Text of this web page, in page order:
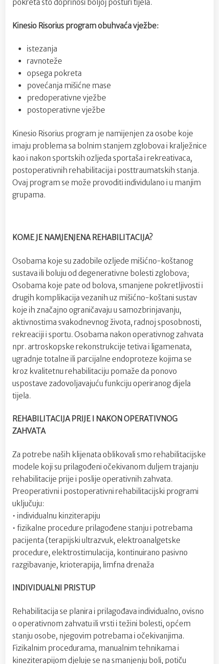
pokreta što doprinosi boljoj posturi tijela.
Kinesio Risorius program obuhvaća vježbe:
istezanja
ravnoteže
opsega pokreta
povećanja mišićne mase
predoperativne vježbe
postoperativne vježbe
Kinesio Risorius program je namijenjen za osobe koje
imaju problema sa bolnim stanjem zglobova i kralježnice
kao i nakon sportskih ozljeda sportaša i rekreativaca,
postoperativnih rehabilitacija i posttraumatskih stanja.
Ovaj program se može provoditi individulano i u manjim
grupama.
KOME JE NAMJENJENA REHABILITACIJA?
Osobama koje su zadobile ozljede mišićno-koštanog
sustava ili boluju od degenerativne bolesti zglobova;
Osobama koje pate od bolova, smanjene pokretljivosti i
drugih komplikacija vezanih uz mišićno-koštani sustav
koje ih značajno ograničavaju u samozbrinjavanju,
aktivnostima svakodnevnog života, radnoj sposobnosti,
rekreaciji i sportu. Osobama nakon operativnog zahvata
npr. artroskopske rekonstrukcije tetiva i ligamenata,
ugradnje totalne ili parcijalne endoproteze kojima se
kroz kvalitetnu rehabilitaciju pomaže da ponovo
uspostave zadovoljavajuću funkciju operiranog dijela
tijela.
REHABILITACIJA PRIJE I NAKON OPERATIVNOG
ZAHVATA
Za potrebe naših klijenata oblikovali smo rehabilitacijske
modele koji su prilagođeni očekivanom duljem trajanju
rehabilitacije prije i poslije operativnih zahvata.
Preoperativni i postoperativni rehabilitacijski programi
uključuju:
• individualnu kinziterapiju
• fizikalne procedure prilagođene stanju i potrebama
pacijenta (terapijski ultrazvuk, elektroanalgetske
procedure, elektrostimulacija, kontinuirano pasivno
razgibavanje, krioterapija, limfna drenaža
INDIVIDUALNI PRISTUP
Rehabilitacija se planira i prilagođava individualno, ovisno
o operativnom zahvatu ili vrsti i težini bolesti, općem
stanju osobe, njegovim potrebama i očekivanjima.
Fizikalnim procedurama, manualnim tehnikama i
kineziterapijom djeluje se na smanjenju boli, potiču